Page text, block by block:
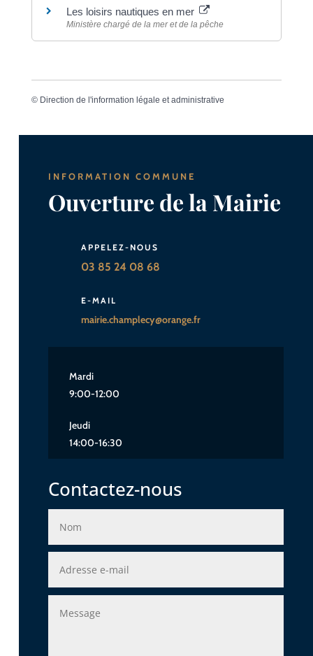
Les loisirs nautiques en mer
Ministère chargé de la mer et de la pêche
© Direction de l'information légale et administrative
INFORMATION COMMUNE
Ouverture de la Mairie
APPELEZ-NOUS
03 85 24 08 68
E-MAIL
mairie.champlecy@orange.fr
Mardi
9:00-12:00
Jeudi
14:00-16:30
Contactez-nous